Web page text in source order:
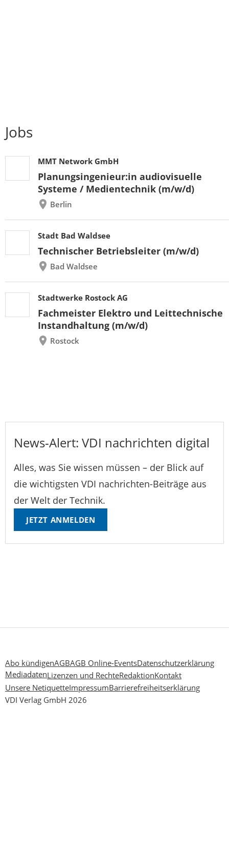
Jobs
MMT Network GmbH
Planungsingenieur:in audiovisuelle
Systeme / Medientechnik (m/w/d)
Berlin
Stadt Bad Waldsee
Technischer Betriebsleiter (m/w/d)
Bad Waldsee
Stadtwerke Rostock AG
Fachmeister Elektro und Leittechnische
Instandhaltung (m/w/d)
Rostock
News-Alert: VDI nachrichten digital
Alles, was Sie wissen müssen – der Blick auf
die wichtigsten VDI nachrichten-Beiträge aus
der Welt der Technik.
JETZT ANMELDEN
Abo kündigenAGBAGB Online-EventsDatenschutzerklärung
MediadatenLizenzen und RechteRedaktionKontakt
Unsere NetiquetteImpressumBarrierefreiheitserklärung
VDI Verlag GmbH 2026